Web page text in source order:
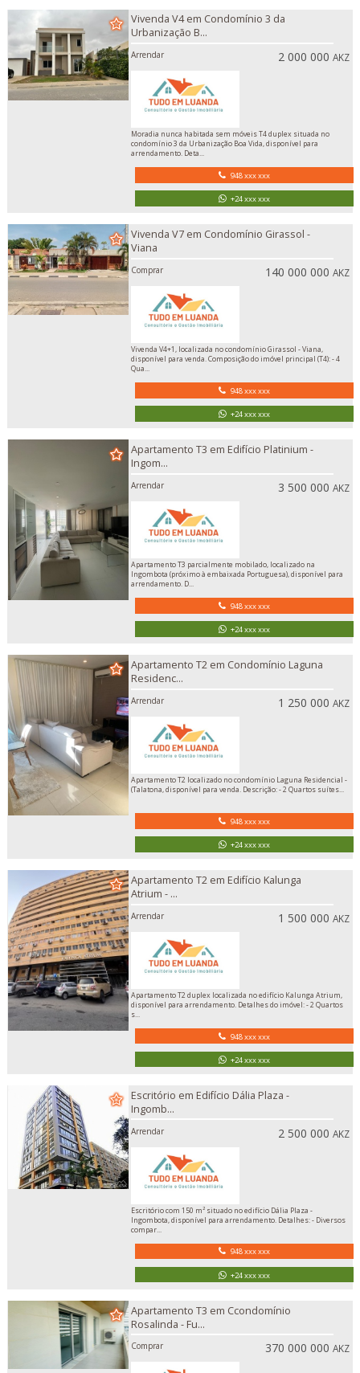
Vivenda V4 em Condomínio 3 da
Urbanização B...
Arrendar 2 000 000AKZ
Moradia nunca habitada sem móveis T4 duplex situada no
condomínio 3 da Urbanização Boa Vida, disponível para
arrendamento. Deta...
948 xxx xxx
+24 xxx xxx
Vivenda V7 em Condomínio Girassol -
Viana
Comprar 140 000 000AKZ
Vivenda V4+1, localizada no condomínio Girassol - Viana,
disponível para venda. Composição do imóvel principal (T4): - 4
Qua...
948 xxx xxx
+24 xxx xxx
Apartamento T3 em Edifício Platinium -
Ingom...
Arrendar 3 500 000AKZ
Apartamento T3 parcialmente mobilado, localizado na
Ingombota (próximo à embaixada Portuguesa), disponível para
arrendamento. D...
948 xxx xxx
+24 xxx xxx
Apartamento T2 em Condomínio Laguna
Residenc...
Arrendar 1 250 000AKZ
Apartamento T2 localizado no condomínio Laguna Residencial -
(Talatona, disponível para venda. Descrição: - 2 Quartos suítes...
948 xxx xxx
+24 xxx xxx
Apartamento T2 em Edifício Kalunga
Atrium - ...
Arrendar 1 500 000AKZ
Apartamento T2 duplex localizada no edifício Kalunga Atrium,
disponível para arrendamento. Detalhes do imóvel: - 2 Quartos
s...
948 xxx xxx
+24 xxx xxx
Escritório em Edifício Dália Plaza -
Ingomb...
Arrendar 2 500 000AKZ
Escritório com 150 m² situado no edifício Dália Plaza -
Ingombota, disponível para arrendamento. Detalhes: - Diversos
compar...
948 xxx xxx
+24 xxx xxx
Apartamento T3 em Ccondomínio
Rosalinda - Fu...
Comprar 370 000 000AKZ